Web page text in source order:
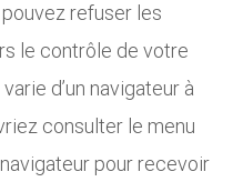
refuser les
le contrôle de votre
d’un navigateur à
consulter le menu
pour recevoir